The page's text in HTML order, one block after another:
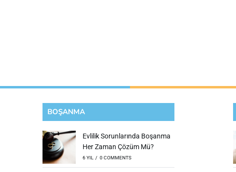
BOŞANMA
Evlilik Sorunlarında Boşanma
Her Zaman Çözüm Mü?
6 YIL / 0 COMMENTS